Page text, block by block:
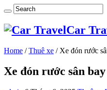
Car
Home / Thuê xe / Xe đón rước
Xe đón rước sân